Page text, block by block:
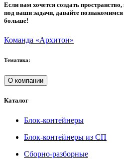
Если вам хочется создать
под ваши задачи, давайте
больше!
Команда «Архитон»
Тематика:
О компании
Каталог
Блок-контейнеры
Блок-контейнеры из СП
Сборно-разборные